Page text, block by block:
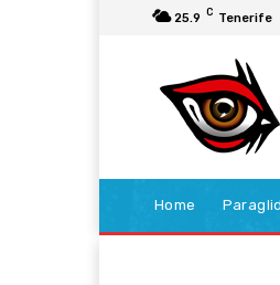
25.9 C Tenerife
Home